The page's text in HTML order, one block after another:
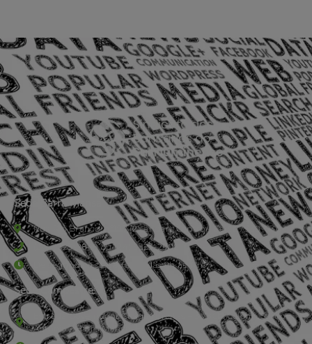
Sede Barra Mansa
Rua Rio Branco, nº107 (2º andar), Centro - Cep: 27.330-030
(24) 3323-2848 ou (24) 3323-2500
De segunda à sexta-feira , das 9h às 17h.
Sede Campestre:
Estrada Governador Chagas Freitas – 3.780 – Colônia Santo
Antônio – Barra Mansa